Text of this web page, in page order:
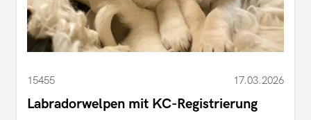
15455 17.03.2026
Labradorwelpen mit KC-Registrierung